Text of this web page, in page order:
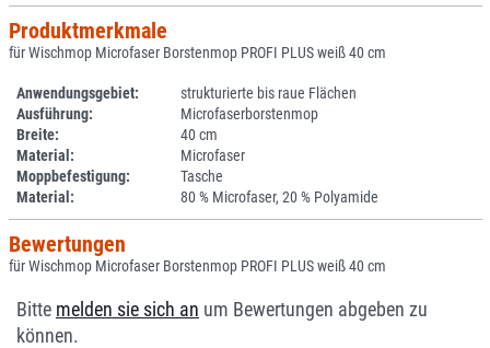
Produktmerkmale
für Wischmop Microfaser Borstenmop PROFI PLUS weiß 40 cm
Anwendungsgebiet:
strukturierte bis raue Flächen
Ausführung:
Microfaserborstenmop
Breite:
40 cm
Material:
Microfaser
Moppbefestigung:
Tasche
Material:
80 % Microfaser, 20 % Polyamide
Bewertungen
für Wischmop Microfaser Borstenmop PROFI PLUS weiß 40 cm
Bitte melden sie sich an um Bewertungen abgeben zu
können.